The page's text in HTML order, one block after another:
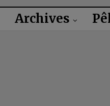
Archives